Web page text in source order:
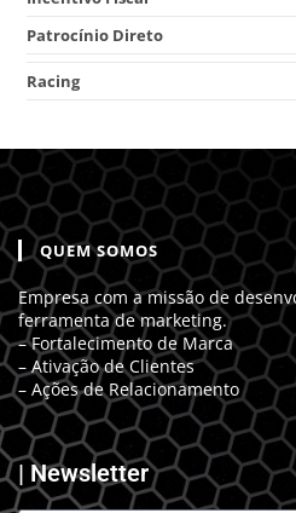
Patrocínio Direto
Racing
QUEM SOMOS
Empresa com a missão de
ferramenta de marketing.
– Fortalecimento de Marca
– Ativação de Clientes
– Ações de Relacionamento
| Newsletter